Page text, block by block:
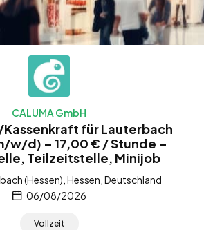
CALUMA GmbH
für Lauterbach
w/d) – 17,00 € / Stunde –
Teilzeitstelle, Minijob
(Hessen), Hessen, Deutschland
06/08/2026
Vollzeit